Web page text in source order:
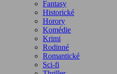
Fantasy
Historické
Horory
Komédie
Krimi
Rodinné
Romantické
Sci-fi